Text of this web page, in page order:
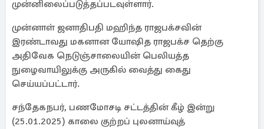
முன்னிலைப்படுத்தப்படவுள்ளார்.
முன்னாள் ஜனாதிபதி மஹிந்த ராஜபக்சவின்
இரண்டாவது மகனான யோஷித ராஜபக்ச தெற்கு
அதிவேக நெடுஞ்சாலையின் பெலியத்த
நுழைவாயிலுக்கு அருகில் வைத்து கைது
செய்யப்பட்டார்.
சந்தேகநபர், பணமோசடி சட்டத்தின் கீழ் இன்று
(25.01.2025) காலை குற்றப் புலனாய்வுத்